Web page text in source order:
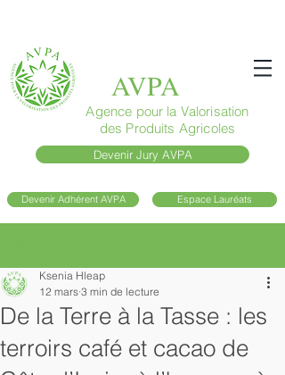
AVPA
Agence pour la Valorisation
des Produits Agricoles
Devenir Jury AVPA
Devenir Adhérent AVPA Espace Lauréats
De la Terre à la Tasse : les
terroirs café et cacao de
Ksenia Hleap
12 mars 3 min de lecture